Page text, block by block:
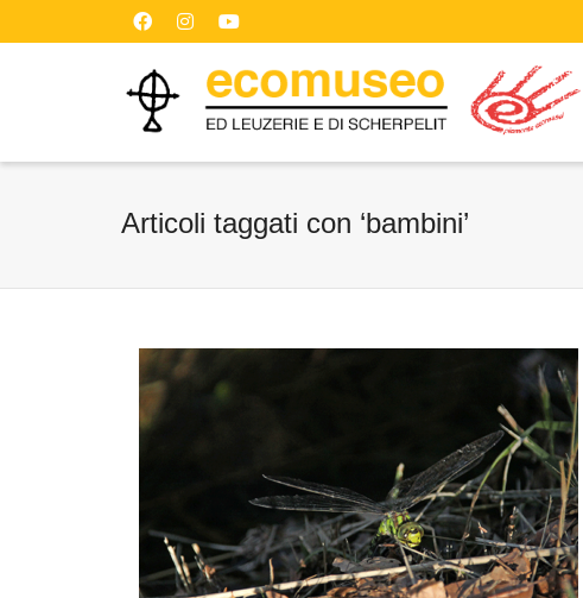
Articoli taggati con ‘bambini’